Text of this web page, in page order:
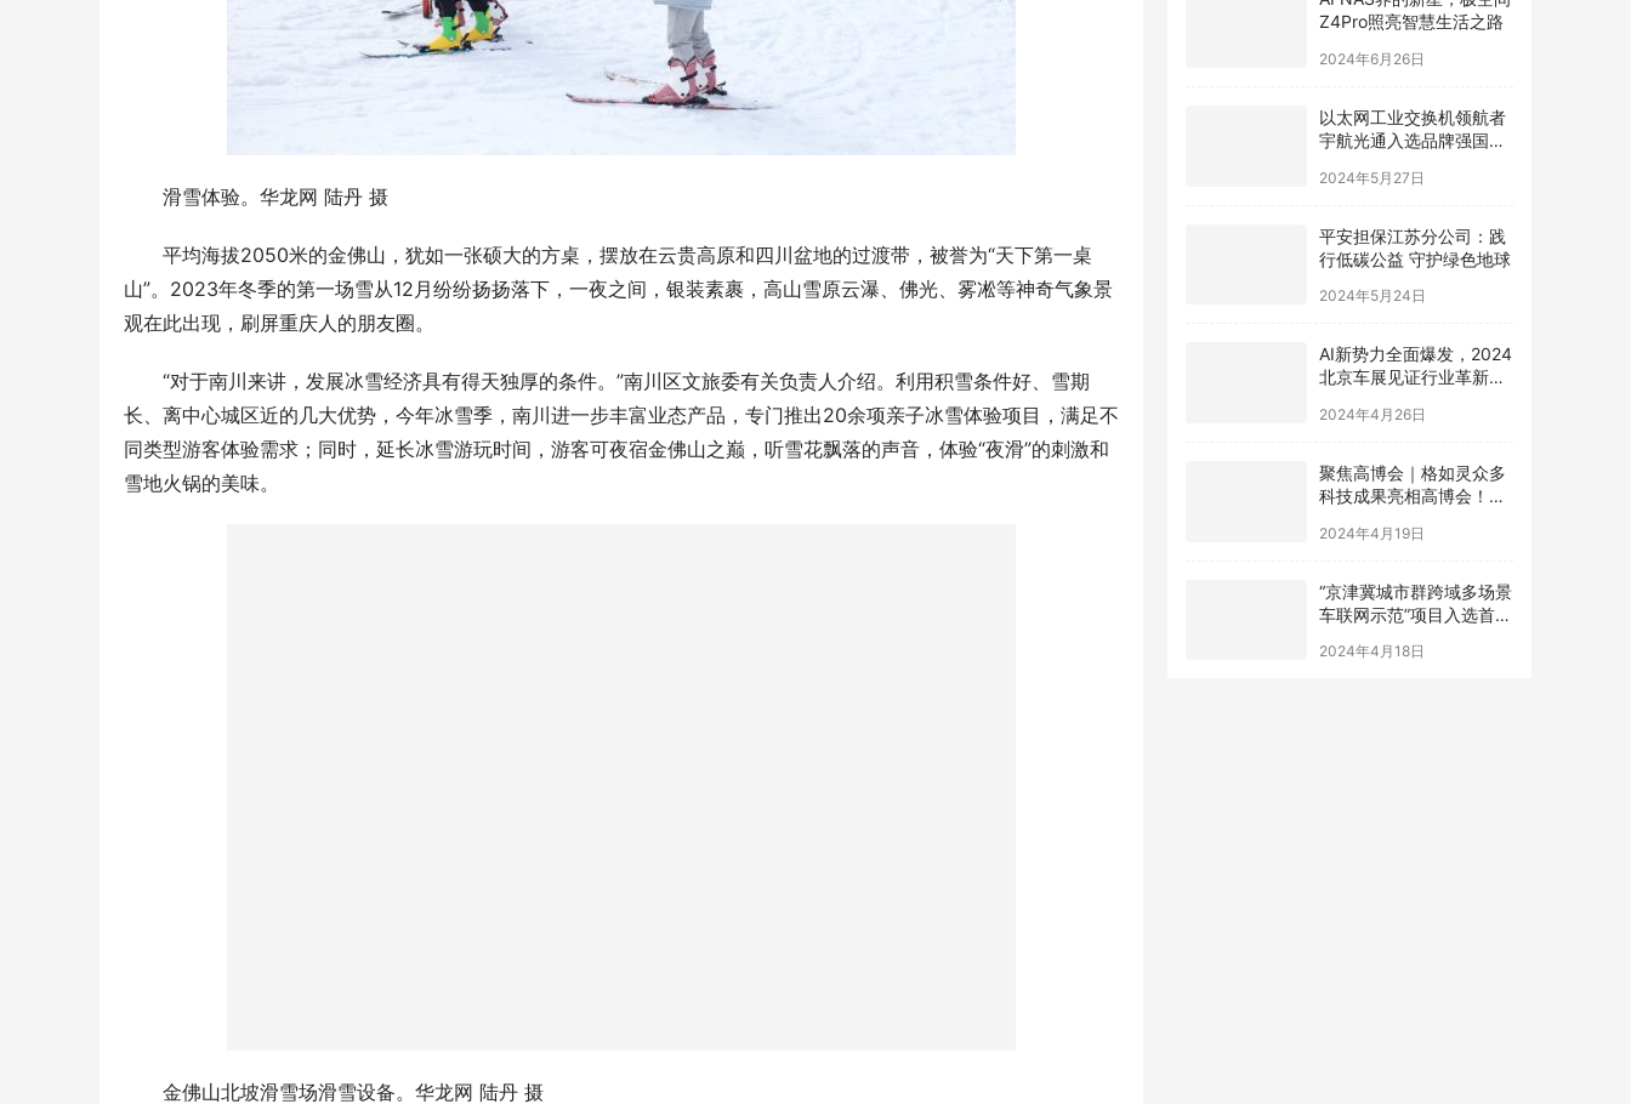
滑雪体验。华龙网 陆丹 摄
平均海拔2050米的金佛山，犹如一张硕大的方桌，摆放在云贵高原和四川盆地的过渡带，被誉为“天下第一桌
山”。2023年冬季的第一场雪从12月纷纷扬扬落下，一夜之间，银装素裹，高山雪原云瀑、佛光、雾凇等神奇气象景
观在此出现，刷屏重庆人的朋友圈。
“对于南川来讲，发展冰雪经济具有得天独厚的条件。”南川区文旅委有关负责人介绍。利用积雪条件好、雪期
长、离中心城区近的几大优势，今年冰雪季，南川进一步丰富业态产品，专门推出20余项亲子冰雪体验项目，满足不
同类型游客体验需求；同时，延长冰雪游玩时间，游客可夜宿金佛山之巅，听雪花飘落的声音，体验“夜滑”的刺激和
雪地火锅的美味。
金佛山北坡滑雪场滑雪设备。华龙网 陆丹 摄
Z4Pro照亮智慧生活之路
2024年6月26日
以太网工业交换机领航者
宇航光通入选品牌强国先
行工程“国货之光计划”
2024年5月27日
平安担保江苏分公司：践
行低碳公益 守护绿色地球
2024年5月24日
AI新势力全面爆发，2024
北京车展见证行业革新，
极空间AI NAS成为领跑者
2024年4月26日
聚焦高博会｜格如灵众多
科技成果亮相高博会！助
力高等教育提质增效
2024年4月19日
“京津冀城市群跨域多场景
车联网示范”项目入选首都
十佳工程实践案例
2024年4月18日